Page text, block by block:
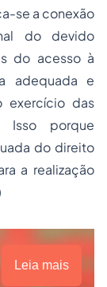
se a conexão
do devido
do acesso à
adequada e
exercício das
Isso porque
do direito
a realização
Leia mais